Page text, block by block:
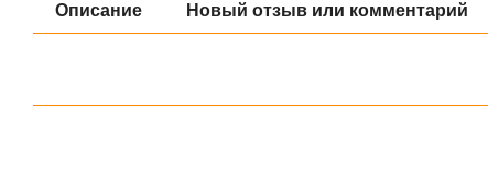
Описание Новый отзыв или комментарий